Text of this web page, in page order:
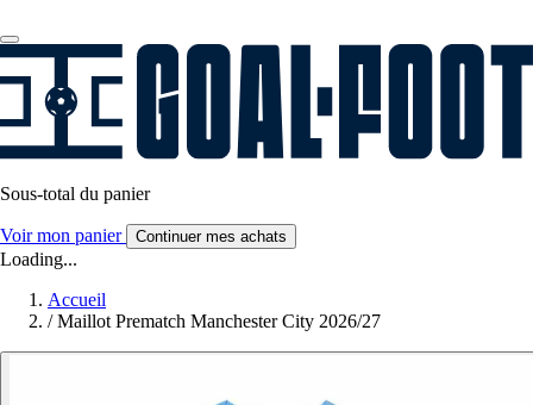
Sous-total du panier
Voir mon panier Continuer mes achats
Loading...
Accueil
/ Maillot Prematch Manchester City 2026/27